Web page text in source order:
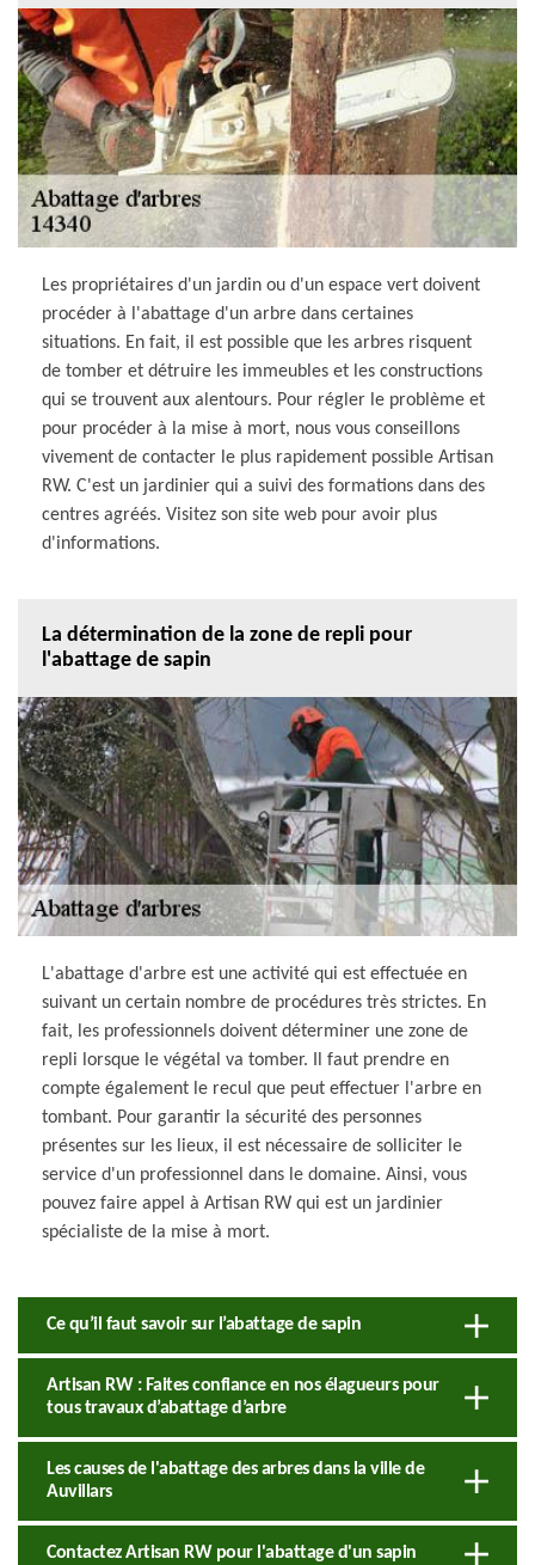
Les propriétaires d'un jardin ou d'un espace vert doivent
procéder à l'abattage d'un arbre dans certaines
situations. En fait, il est possible que les arbres risquent
de tomber et détruire les immeubles et les constructions
qui se trouvent aux alentours. Pour régler le problème et
pour procéder à la mise à mort, nous vous conseillons
vivement de contacter le plus rapidement possible Artisan
RW. C'est un jardinier qui a suivi des formations dans des
centres agréés. Visitez son site web pour avoir plus
d'informations.
La détermination de la zone de repli pour
l'abattage de sapin
L'abattage d'arbre est une activité qui est effectuée en
suivant un certain nombre de procédures très strictes. En
fait, les professionnels doivent déterminer une zone de
repli lorsque le végétal va tomber. Il faut prendre en
compte également le recul que peut effectuer l'arbre en
tombant. Pour garantir la sécurité des personnes
présentes sur les lieux, il est nécessaire de solliciter le
service d'un professionnel dans le domaine. Ainsi, vous
pouvez faire appel à Artisan RW qui est un jardinier
spécialiste de la mise à mort.
Ce qu’il faut savoir sur l’abattage de sapin
Artisan RW : Faites confiance en nos élagueurs pour
tous travaux d’abattage d’arbre
Les causes de l'abattage des arbres dans la ville de
Auvillars
Contactez Artisan RW pour l'abattage d'un sapin